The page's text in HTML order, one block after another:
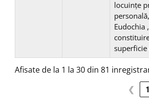
locuinţe
Eudochia
Afisate de la 1 la 30 din 81
❮ 1